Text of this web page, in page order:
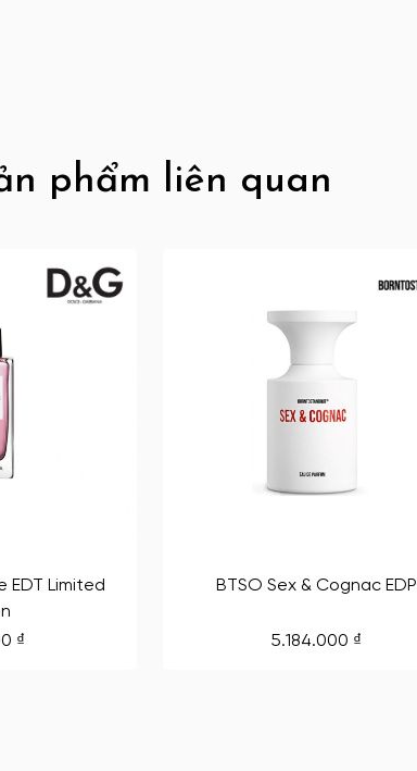
phẩm liên quan
EDT Limited
₫
BTSO Sex & Cognac EDP
5.184.000 ₫